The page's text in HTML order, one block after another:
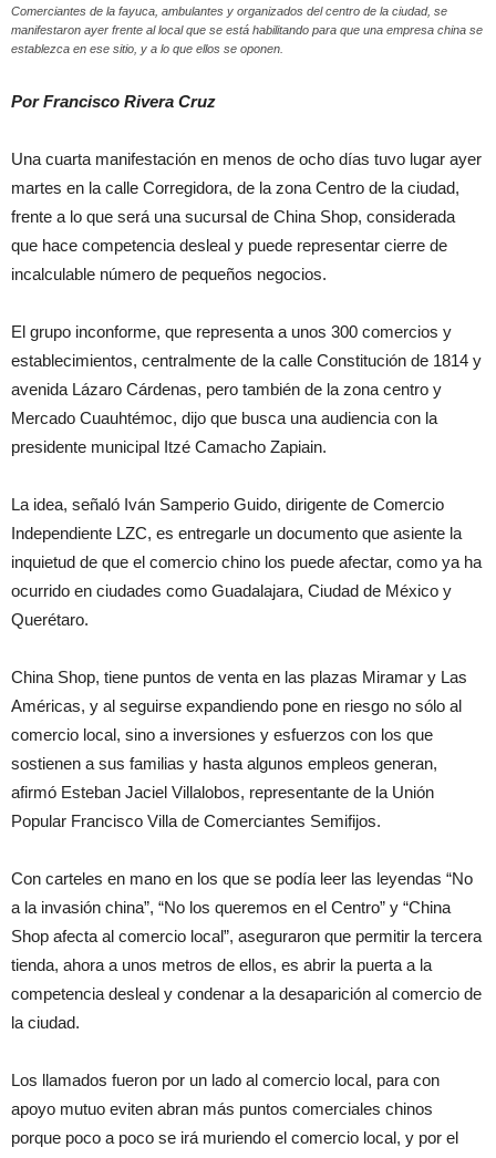
Comerciantes de la fayuca, ambulantes y organizados del centro de la ciudad, se
manifestaron ayer frente al local que se está habilitando para que una empresa china se
establezca en ese sitio, y a lo que ellos se oponen.
Por Francisco Rivera Cruz
Una cuarta manifestación en menos de ocho días tuvo lugar ayer
martes en la calle Corregidora, de la zona Centro de la ciudad,
frente a lo que será una sucursal de China Shop, considerada
que hace competencia desleal y puede representar cierre de
incalculable número de pequeños negocios.
El grupo inconforme, que representa a unos 300 comercios y
establecimientos, centralmente de la calle Constitución de 1814 y
avenida Lázaro Cárdenas, pero también de la zona centro y
Mercado Cuauhtémoc, dijo que busca una audiencia con la
presidente municipal Itzé Camacho Zapiain.
La idea, señaló Iván Samperio Guido, dirigente de Comercio
Independiente LZC, es entregarle un documento que asiente la
inquietud de que el comercio chino los puede afectar, como ya ha
ocurrido en ciudades como Guadalajara, Ciudad de México y
Querétaro.
China Shop, tiene puntos de venta en las plazas Miramar y Las
Américas, y al seguirse expandiendo pone en riesgo no sólo al
comercio local, sino a inversiones y esfuerzos con los que
sostienen a sus familias y hasta algunos empleos generan,
afirmó Esteban Jaciel Villalobos, representante de la Unión
Popular Francisco Villa de Comerciantes Semifijos.
Con carteles en mano en los que se podía leer las leyendas “No
a la invasión china”, “No los queremos en el Centro” y “China
Shop afecta al comercio local”, aseguraron que permitir la tercera
tienda, ahora a unos metros de ellos, es abrir la puerta a la
competencia desleal y condenar a la desaparición al comercio de
la ciudad.
Los llamados fueron por un lado al comercio local, para con
apoyo mutuo eviten abran más puntos comerciales chinos
porque poco a poco se irá muriendo el comercio local, y por el